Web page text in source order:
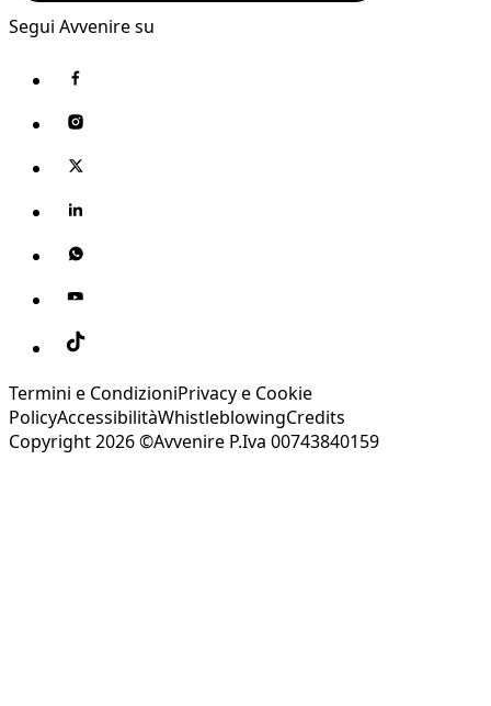
Segui Avvenire su
Termini e CondizioniPrivacy e Cookie
PolicyAccessibilitàWhistleblowingCredits
Copyright 2026 ©Avvenire P.Iva 00743840159